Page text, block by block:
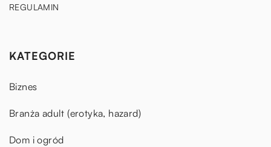
REGULAMIN
KATEGORIE
Biznes
Branża adult (erotyka, hazard)
Dom i ogród